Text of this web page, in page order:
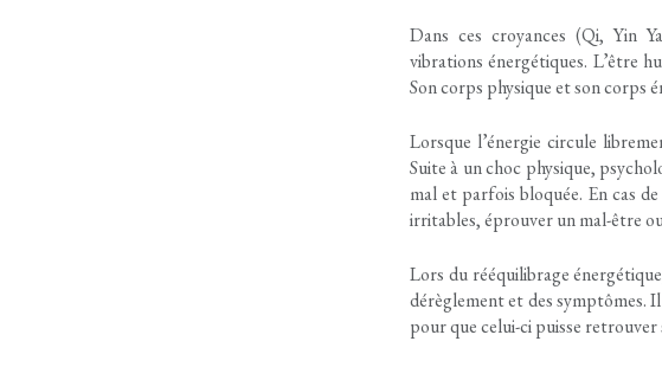
Dans ces croyances (Qi, Yin
vibrations énergétiques. L’être
Son corps physique et son corps
Lorsque l’énergie circule
Suite à un choc physique,
mal et parfois bloquée. En cas
irritables, éprouver un mal-être
Lors du rééquilibrage
dérèglement et des symptômes.
pour que celui-ci puisse retrouver